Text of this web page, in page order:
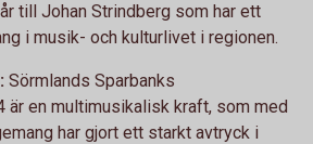
till Johan Strindberg som har ett
i musik- och kulturlivet i regionen.
Sörmlands Sparbanks
är en multimusikalisk kraft, som med
har gjort ett starkt avtryck i